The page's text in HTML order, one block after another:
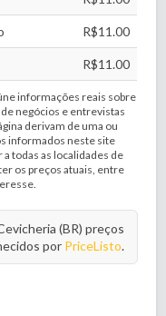
R$11.00
R$11.00
informações reais sobre
negócios e entrevistas
derivam de uma ou
informados neste site
todas as localidades de
os preços atuais, entre
(BR) preços
por PriceListo.